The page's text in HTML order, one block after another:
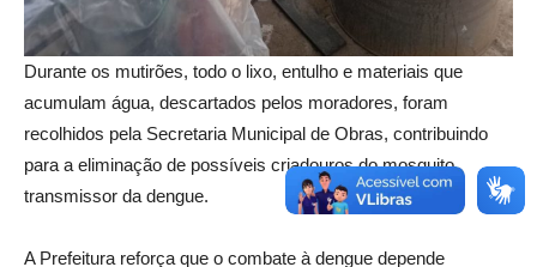
Durante os mutirões, todo o lixo, entulho e materiais que
acumulam água, descartados pelos moradores, foram
recolhidos pela Secretaria Municipal de Obras, contribuindo
para a eliminação de possíveis criadouros do mosquito
transmissor da dengue.
A Prefeitura reforça que o combate à dengue depende